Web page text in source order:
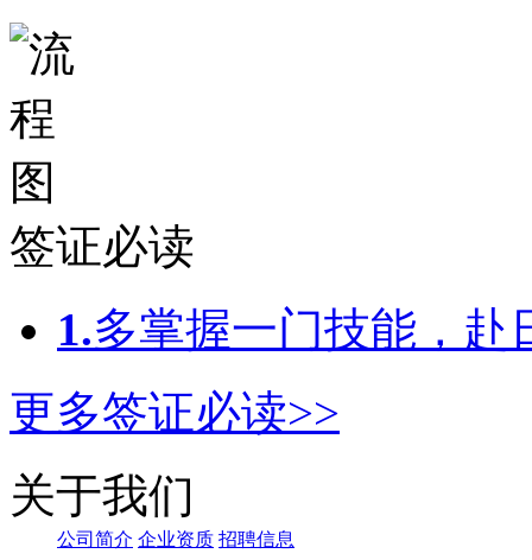
签证必读
1.多掌握一门技能，赴
更多签证必读>>
关于我们
公司简介 企业资质 招聘信息